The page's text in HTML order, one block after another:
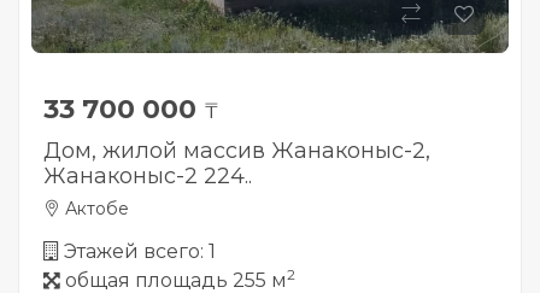
33 700 000 ₸
Дом, жилой массив Жанаконыс-2,
Жанаконыс-2 224..
Актобе
Этажей всего: 1
общая площадь 255 м2